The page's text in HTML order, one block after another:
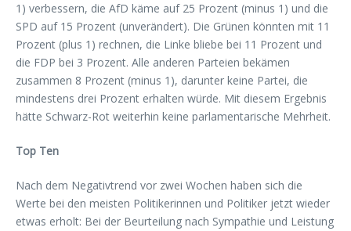
1) verbessern, die AfD käme auf 25 Prozent (minus 1) und die
SPD auf 15 Prozent (unverändert). Die Grünen könnten mit 11
Prozent (plus 1) rechnen, die Linke bliebe bei 11 Prozent und
die FDP bei 3 Prozent. Alle anderen Parteien bekämen
zusammen 8 Prozent (minus 1), darunter keine Partei, die
mindestens drei Prozent erhalten würde. Mit diesem Ergebnis
hätte Schwarz-Rot weiterhin keine parlamentarische Mehrheit.
Top Ten
Nach dem Negativtrend vor zwei Wochen haben sich die
Werte bei den meisten Politikerinnen und Politiker jetzt wieder
etwas erholt: Bei der Beurteilung nach Sympathie und Leistung